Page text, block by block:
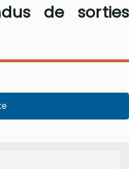
de sorties